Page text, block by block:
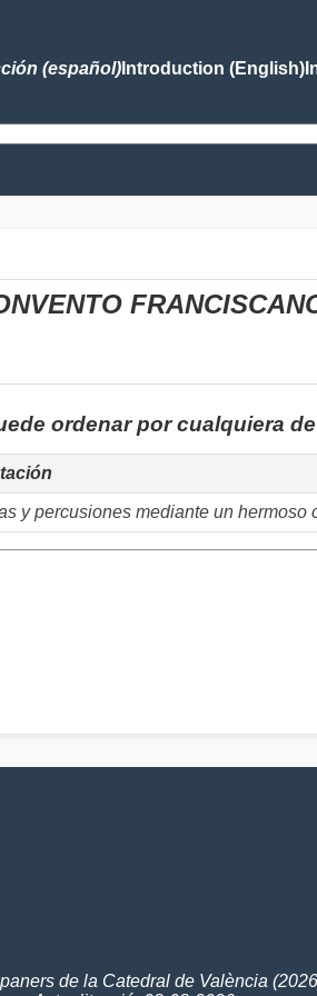
(español)Introduction (English)
ordenar por cualquiera
y percusiones mediante un hermoso
de la Catedral de València